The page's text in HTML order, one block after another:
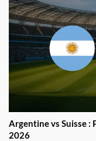
Argentine vs Suisse :
2026